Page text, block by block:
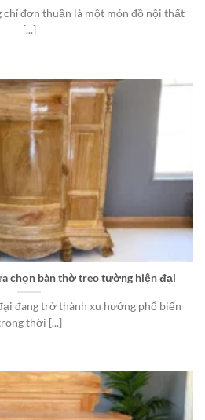
chỉ đơn thuần là một món đồ nội thất
[...]
chọn bàn thờ treo tường hiện đại
đang trở thành xu hướng phổ biến
thời [...]